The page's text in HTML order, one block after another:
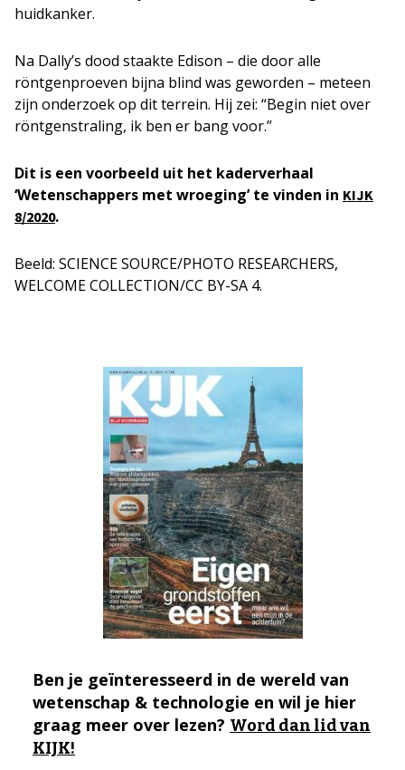
huidkanker.
Na Dally’s dood staakte Edison – die door alle
röntgenproeven bijna blind was geworden – meteen
zijn onderzoek op dit terrein. Hij zei: “Begin niet over
röntgenstraling, ik ben er bang voor.”
Dit is een voorbeeld uit het kaderverhaal
‘Wetenschappers met wroeging’ te vinden in KIJK
8/2020.
Beeld: SCIENCE SOURCE/PHOTO RESEARCHERS,
WELCOME COLLECTION/CC BY-SA 4.
Ben je geïnteresseerd in de wereld van
wetenschap & technologie en wil je hier
graag meer over lezen? Word dan lid van
KIJK!